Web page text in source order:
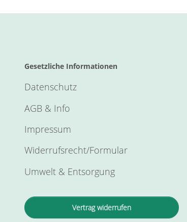
Gesetzliche Informationen
Datenschutz
AGB & Info
Impressum
Widerrufsrecht/Formular
Umwelt & Entsorgung
Vertrag widerrufen